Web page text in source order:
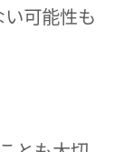
可能性も